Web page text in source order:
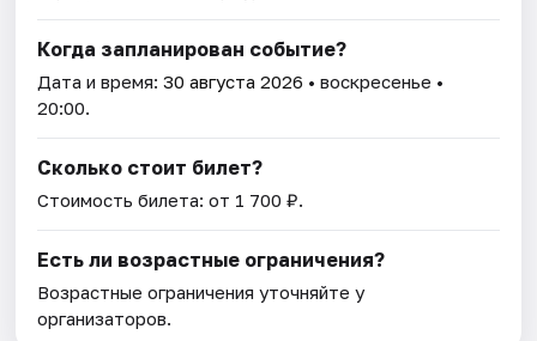
Когда запланирован событие?
Дата и время:30 августа 2026 • воскресенье •
20:00.
Сколько стоит билет?
Стоимость билета: от 1 700 ₽.
Есть ли возрастные ограничения?
Возрастные ограничения уточняйте у
организаторов.